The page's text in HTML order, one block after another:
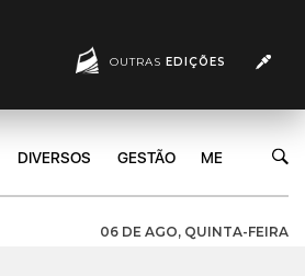
OUTRAS EDIÇÕES
DIVERSOS GESTÃO MERCADO
06 DE AGO, QUINTA-FEIRA